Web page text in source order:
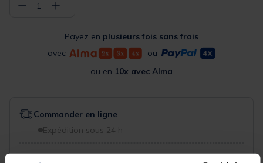
− 1 +
Payez en plusieurs fois sans frais
avec
ou
ou en 10x avec Alma
Commander en ligne
Expédition sous 24 h